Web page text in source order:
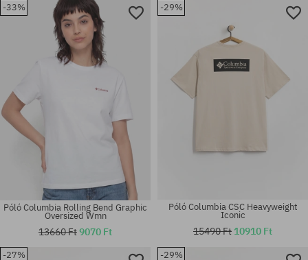
Elérhető méretek:
Elérhető méretek:
-33%
Póló Columbia Rolling Bend Graphic
Oversized Wmn
13660 Ft9070 Ft
-29%
Póló Columbia CSC Heavyweight
Iconic
15490 Ft 10910 Ft
-27% -29%